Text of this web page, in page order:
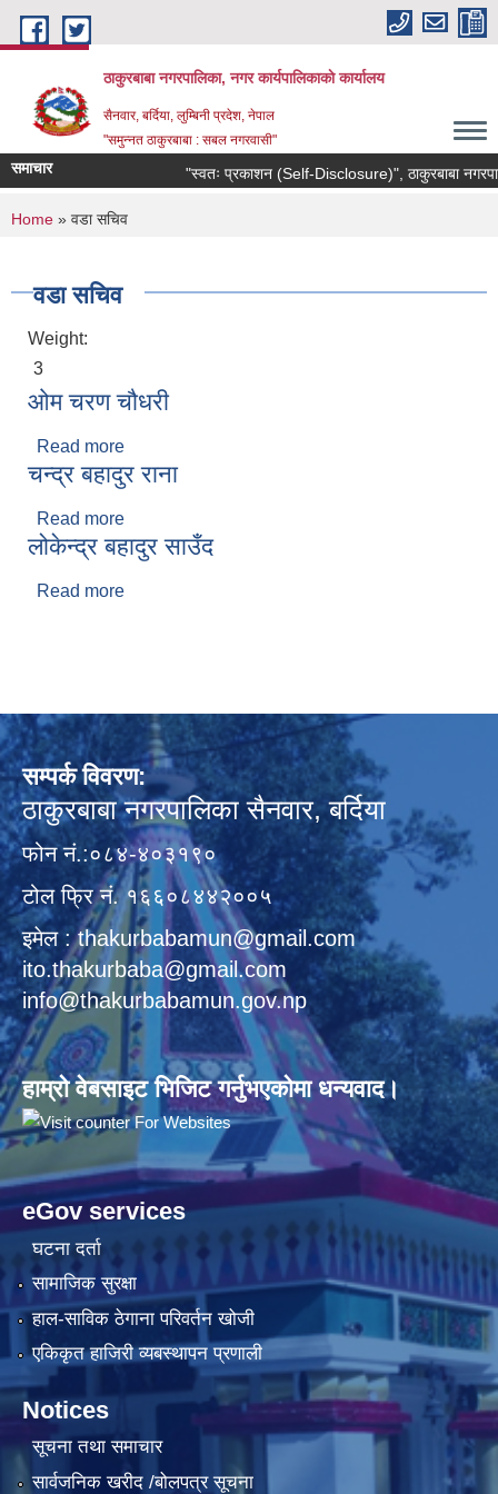
Skip to main content
ठाकुरबाबा नगरपालिका, नगर कार्यपालिकाकाे कार्यालय
सैनवार, बर्दिया, लुम्बिनी प्रदेश, नेपाल
"समुन्‍नत ठाकुरबाबा : सबल नगरवासी"
समाचार "स्वतः प्रकाशन (Self-Disclosure)", ठाकुरबाबा
You are here
Home » वडा सचिव
वडा सचिव
Weight:
3
ओम चरण चौधरी
Read more
चन्द्र बहादुर राना
Read more
लोकेन्द्र बहादुर साउँद
Read more
सम्पर्क विवरण:
ठाकुरबाबा नगरपालिका सैनवार, बर्दिया
फोन नं.:०८४-४०३१९०
टोल फ्रि नं. १६६०८४४२००५
इमेल : thakurbabamun@gmail.com
ito.thakurbaba@gmail.com
info@thakurbabamun.gov.np
हाम्रो वेबसाइट भिजिट गर्नुभएकोमा धन्यवाद।
eGov services
घटना दर्ता
सामाजिक सुरक्षा
हाल-साविक ठेगाना परिवर्तन खोजी
एकिकृत हाजिरी व्यबस्थापन प्रणाली
Notices
सूचना तथा समाचार
सार्वजनिक खरीद /बोलपत्र सूचना